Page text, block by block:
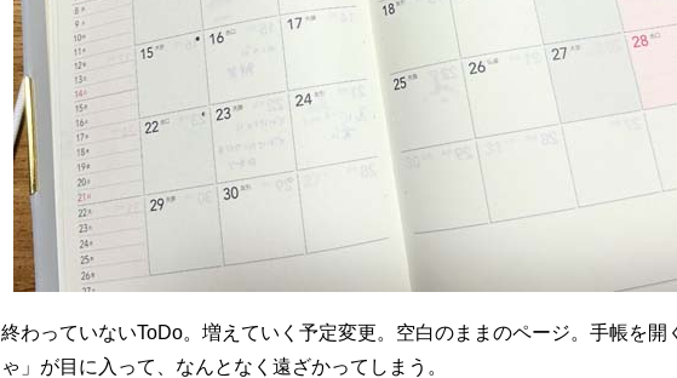
終わっていないToDo。増えていく予定変更。空白のままのページ。手帳を開
ゃ」が目に入って、なんとなく遠ざかってしまう。